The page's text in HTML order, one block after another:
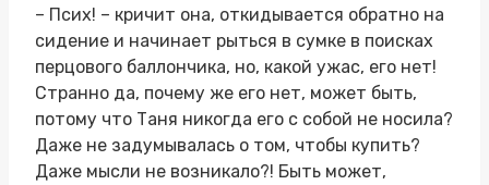
– Псих! – кричит она, откидывается обратно на
сидение и начинает рыться в сумке в поисках
перцового баллончика, но, какой ужас, его нет!
Странно да, почему же его нет, может быть,
потому что Таня никогда его с собой не носила?
Даже не задумывалась о том, чтобы купить?
Даже мысли не возникало?! Быть может,